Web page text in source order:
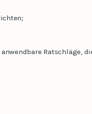
Ratschläge,